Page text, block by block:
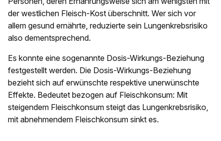
der westlichen Fleisch-Kost überschnitt. Wer sich vor
allem gesund ernährte, reduzierte sein Lungenkrebsrisiko
also dementsprechend.
Es konnte eine sogenannte Dosis-Wirkungs-Beziehung
festgestellt werden. Die Dosis-Wirkungs-Beziehung
bezieht sich auf erwünschte respektive unerwünschte
Effekte. Bedeutet bezogen auf Fleischkonsum: Mit
steigendem Fleischkonsum steigt das Lungenkrebsrisiko,
mit abnehmendem Fleischkonsum sinkt es.